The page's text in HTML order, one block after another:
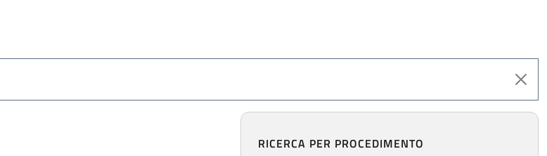
RICERCA PER PROCEDIMENTO